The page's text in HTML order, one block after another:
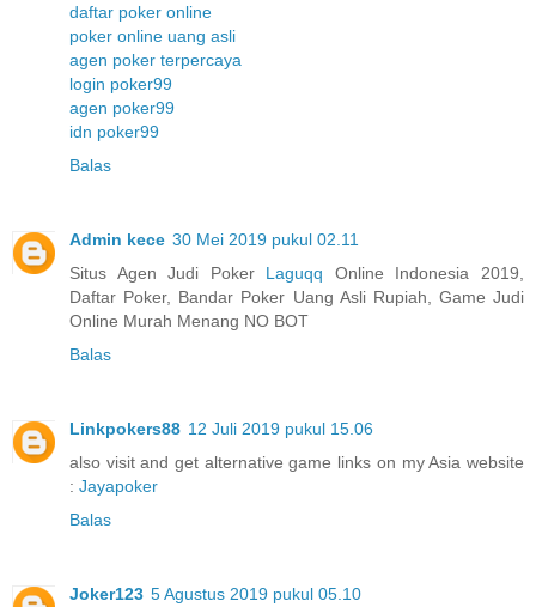
daftar poker online
poker online uang asli
agen poker terpercaya
login poker99
agen poker99
idn poker99
Balas
Admin kece 30 Mei 2019 pukul 02.11
Situs Agen Judi Poker Laguqq Online Indonesia 2019,
Daftar Poker, Bandar Poker Uang Asli Rupiah, Game Judi
Online Murah Menang NO BOT
Balas
Linkpokers88 12 Juli 2019 pukul 15.06
also visit and get alternative game links on my Asia website
: Jayapoker
Balas
Joker123 5 Agustus 2019 pukul 05.10